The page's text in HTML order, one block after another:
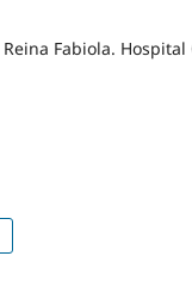
Fabiola. Hospital